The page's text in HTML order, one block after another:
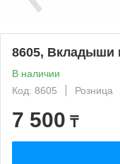
8605, Вкладыши
В наличии
Код: 8605
Розница
7 500 ₸